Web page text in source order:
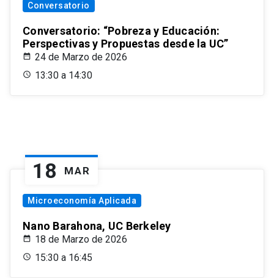
Conversatorio
Conversatorio: “Pobreza y Educación:
Perspectivas y Propuestas desde la UC”
24 de Marzo de 2026
13:30 a 14:30
18 MAR
Microeconomía Aplicada
Nano Barahona, UC Berkeley
18 de Marzo de 2026
15:30 a 16:45